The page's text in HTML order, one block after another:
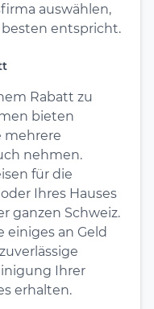
auswählen,
entspricht.
Rabatt zu
bieten
mehrere
nehmen.
für die
Ihres Hauses
ganzen Schweiz.
einiges an Geld
Ihrer
erhalten.